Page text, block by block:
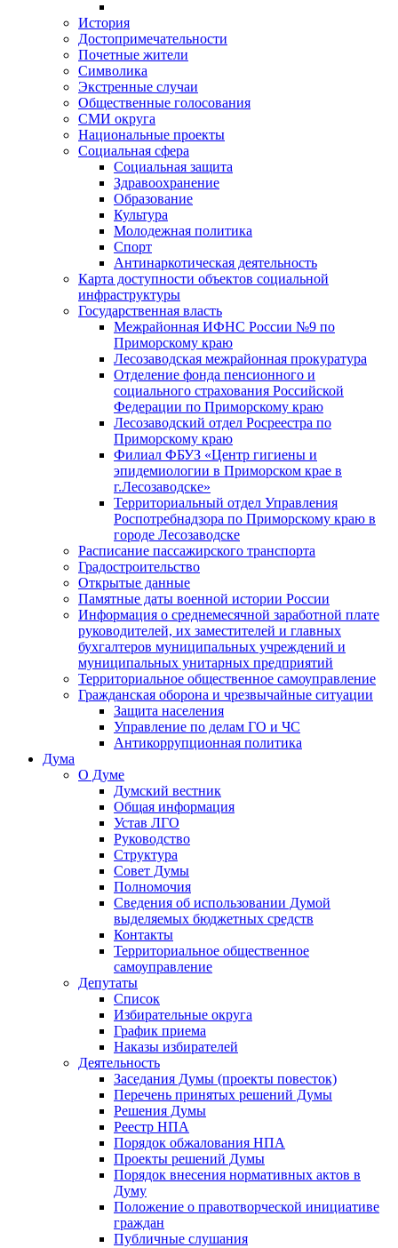
История
Достопримечательности
Почетные жители
Символика
Экстренные случаи
Общественные голосования
СМИ округа
Национальные проекты
Социальная сфера
Социальная защита
Здравоохранение
Образование
Культура
Молодежная политика
Спорт
Антинаркотическая деятельность
Карта доступности объектов социальной
инфраструктуры
Государственная власть
Межрайонная ИФНС России №9 по
Приморскому краю
Лесозаводская межрайонная прокуратура
Отделение фонда пенсионного и
социального страхования Российской
Федерации по Приморскому краю
Лесозаводский отдел Росреестра по
Приморскому краю
Филиал ФБУЗ «Центр гигиены и
эпидемиологии в Приморском крае в
г.Лесозаводске»
Территориальный отдел Управления
Роспотребнадзора по Приморскому краю в
городе Лесозаводске
Расписание пассажирского транспорта
Градостроительство
Открытые данные
Памятные даты военной истории России
Информация о среднемесячной заработной плате
руководителей, их заместителей и главных
бухгалтеров муниципальных учреждений и
муниципальных унитарных предприятий
Территориальное общественное самоуправление
Гражданская оборона и чрезвычайные ситуации
Защита населения
Управление по делам ГО и ЧС
Антикоррупционная политика
Дума
О Думе
Думский вестник
Общая информация
Устав ЛГО
Руководство
Структура
Совет Думы
Полномочия
Сведения об использовании Думой
выделяемых бюджетных средств
Контакты
Территориальное общественное
самоуправление
Депутаты
Список
Избирательные округа
График приема
Наказы избирателей
Деятельность
Заседания Думы (проекты повесток)
Перечень принятых решений Думы
Решения Думы
Реестр НПА
Порядок обжалования НПА
Проекты решений Думы
Порядок внесения нормативных актов в
Думу
Положение о правотворческой инициативе
граждан
Публичные слушания